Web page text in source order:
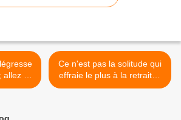
au
Ce n'est pas la solitude qui
effraie le plus à la retraite :
un psychologue révèle le